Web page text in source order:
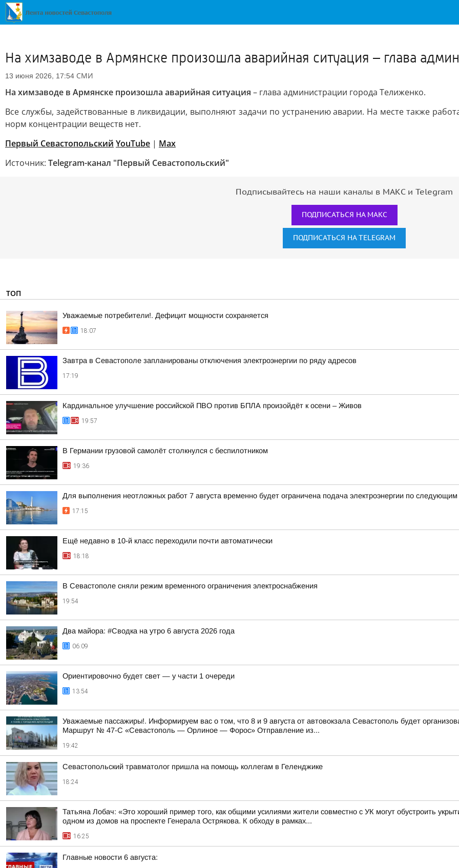
На химзаводе в Армянске произошла аварийная ситуация – глава
13 июня 2026, 17:54 СМИ
На химзаводе в Армянске произошла аварийная ситуация – глава администрации города Телиженко.
Все службы, задействованные в ликвидации, выполняют задачи по устранению аварии. На месте также
норм концентрации веществ нет.
Первый Севастопольский YouTube | Max
Источник: Telegram-канал "Первый Севастопольский"
Подписывайтесь на наши каналы в МАКС и Telegram
ПОДПИСАТЬСЯ НА МАКС
ПОДПИСАТЬСЯ НА TELEGRAM
ТОП
Уважаемые потребители!. Дефицит мощности сохраняется
18:07
Завтра в Севастополе запланированы отключения электроэнергии по ряду адресов
17:19
Кардинальное улучшение российской ПВО против БПЛА произойдёт к осени – Живов
19:57
В Германии грузовой самолёт столкнулся с беспилотником
19:36
Для выполнения неотложных работ 7 августа временно будет ограничена подача электроэнергии по
17:15
Ещё недавно в 10-й класс переходили почти автоматически
18:18
В Севастополе сняли режим временного ограничения электроснабжения
19:54
Два майора: #Сводка на утро 6 августа 2026 года
06:09
Ориентировочно будет свет — у части 1 очереди
13:54
Уважаемые пассажиры!. Информируем вас о том, что 8 и 9 августа от автовокзала Севастополь будет
Маршрут № 47-С «Севастополь — Орлиное — Форос» Отправление из...
19:42
Севастопольский травматолог пришла на помощь коллегам в Геленджике
18:24
Татьяна Лобач: «Это хороший пример того, как общими усилиями жители совместно с УК могут обустроить
одном из домов на проспекте Генерала Острякова. К обходу в рамках...
16:25
Главные новости 6 августа: